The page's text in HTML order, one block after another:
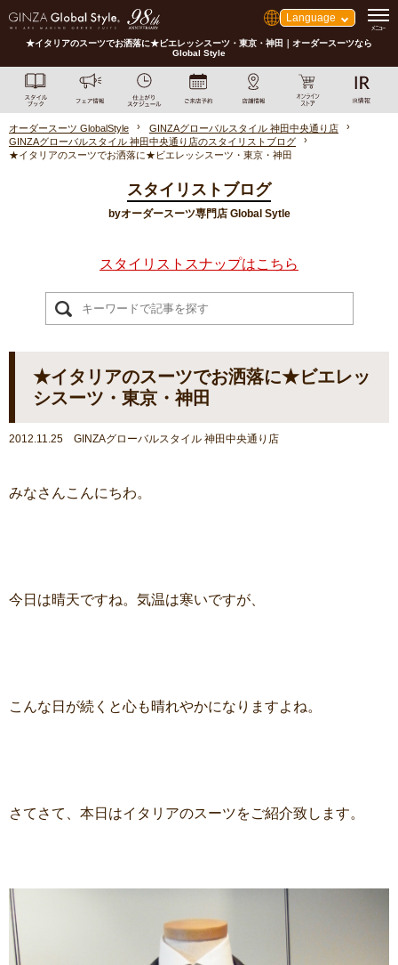
Language
★イタリアのスーツでお洒落に★ビエレッシスーツ・東京・神田｜オーダースーツなら
Global Style
オーダースーツ GlobalStyle
GINZAグローバルスタイル 神田中央通り店
GINZAグローバルスタイル 神田中央通り店のスタイリストブログ
★イタリアのスーツでお洒落に★ビエレッシスーツ・東京・神田
スタイリストブログ
byオーダースーツ専門店 Global Sytle
スタイリストスナップはこちら
★イタリアのスーツでお洒落に★ビエレッ
シスーツ・東京・神田
2012.11.25 GINZAグローバルスタイル 神田中央通り店
みなさんこんにちわ。
今日は晴天ですね。気温は寒いですが、
こんな日が続くと心も晴れやかになりますよね。
さてさて、本日はイタリアのスーツをご紹介致します。